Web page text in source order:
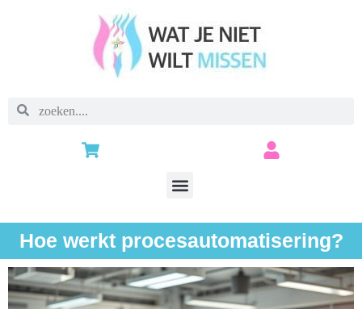
Hoe werkt procesautomatisering?